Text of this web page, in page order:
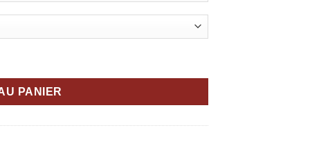
911 Targa
PANIER